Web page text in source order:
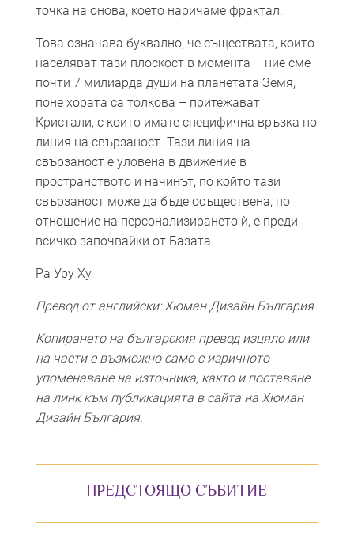
точка на онова, което наричаме фрактал.
Това означава буквално, че съществата, които
населяват тази плоскост в момента – ние сме
почти 7 милиарда души на планетата Земя,
поне хората са толкова – притежават
Кристали, с които имате специфична връзка по
линия на свързаност. Тази линия на
свързаност е уловена в движение в
пространството и начинът, по който тази
свързаност може да бъде осъществена, по
отношение на персонализирането ѝ, е преди
всичко започвайки от Базата.
Ра Уру Ху
Превод от английски: Хюман Дизайн България
Копирането на българския превод изцяло или
на части е възможно само с изричното
упоменаване на източника, както и поставяне
на линк към публикацията в сайта на Хюман
Дизайн България.
ПРЕДСТОЯЩО СЪБИТИЕ